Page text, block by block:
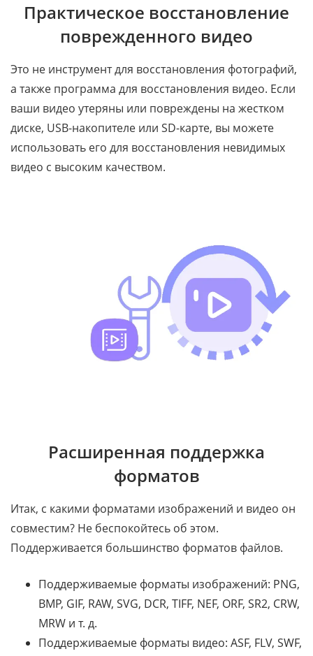
Практическое восстановление
поврежденного видео
Это не инструмент для восстановления фотографий,
а также программа для восстановления видео. Если
ваши видео утеряны или повреждены на жестком
диске, USB-накопителе или SD-карте, вы можете
использовать его для восстановления невидимых
видео с высоким качеством.
Расширенная поддержка
форматов
Итак, с какими форматами изображений и видео он
совместим? Не беспокойтесь об этом.
Поддерживается большинство форматов файлов.
Поддерживаемые форматы изображений: PNG,
BMP, GIF, RAW, SVG, DCR, TIFF, NEF, ORF, SR2, CRW,
MRW и ​​т. д.
Поддерживаемые форматы видео: ASF, FLV, SWF,